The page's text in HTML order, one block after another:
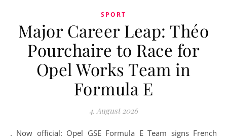
SPORT
Major Career Leap: Théo
Pourchaire to Race for
Opel Works Team in
Formula E
4. August 2026
. Now official: Opel GSE Formula E Team signs French